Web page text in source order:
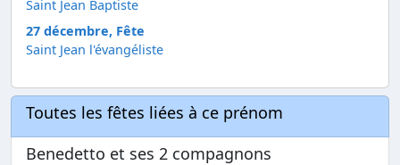
Saint Jean Baptiste
27 décembre, Fête
Saint Jean l'évangéliste
Toutes les fêtes liées à ce prénom
Benedetto et ses 2 compagnons